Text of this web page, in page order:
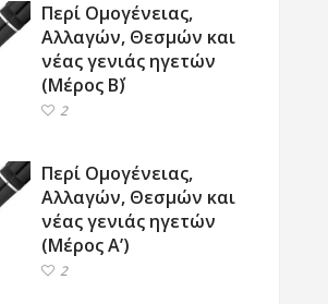
Περί Ομογένειας,
Αλλαγών, Θεσμών και
νέας γενιάς ηγετών
(Μέρος Β΄)
2
Περί Ομογένειας,
Αλλαγών, Θεσμών και
νέας γενιάς ηγετών
(Μέρος Α’)
2